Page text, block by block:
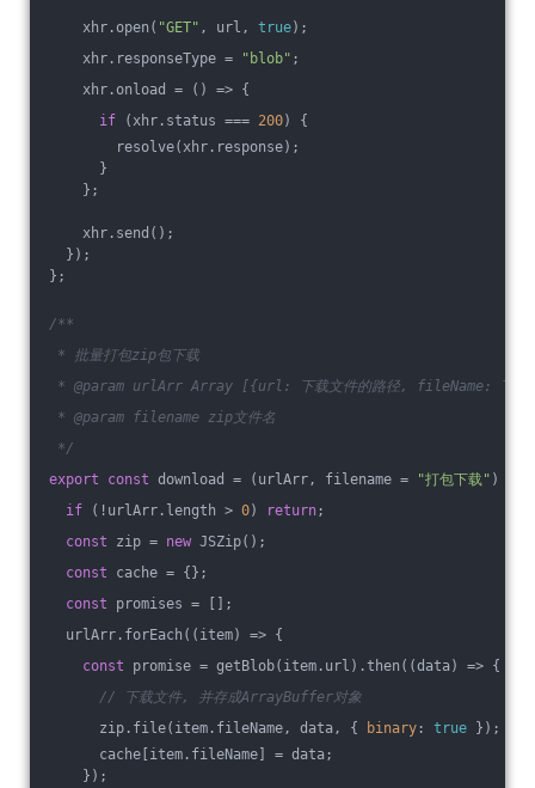
xhr.open( "GET" , url, true);
xhr.responseType =
"blob" ;
xhr.onload =
() => {
if (xhr.status === 200) {
resolve(xhr.response);
}
};
xhr.send();
});
};
/**
* 批量打包zip包下载
* @param urlArr Array [{url: 下载文件的路径, fileName: 下载
* @param filename zip文件名
*/
export
const download = ( urlArr, filename = "打包下载" ) =>
if (!urlArr.length > 0) return;
const zip = new JSZip();
const cache = {};
const promises = [];
urlArr.forEach( ( item) => {
const promise = getBlob(item.url).then( (data) => {
// 下载文件, 并存成ArrayBuffer对象
zip.file(item.fileName, data, {
binary : true });
cache[item.fileName] = data;
});